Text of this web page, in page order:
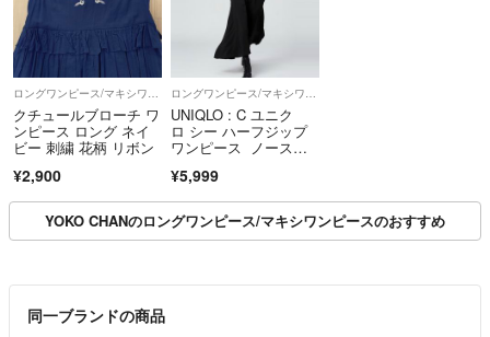
ロングワンピース/マキシワンピース
クチュールブローチ ワ
ンピース ロング ネイ
ビー 刺繍 花柄 リボン
¥2,900
ロングワンピース/マキシワンピース
UNIQLO : C ユニク
ロ シー ハーフジップ
ワンピース ノースリ
ク Lサイズ
¥5,999
YOKO CHANのロングワンピース/マキシワンピースのおすすめ
同一ブランドの商品